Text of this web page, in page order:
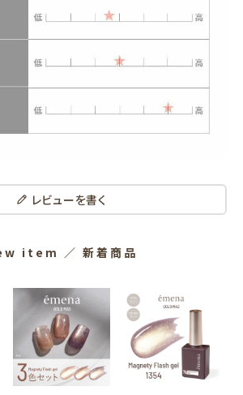
レビューを書く
item ／ 新着商品